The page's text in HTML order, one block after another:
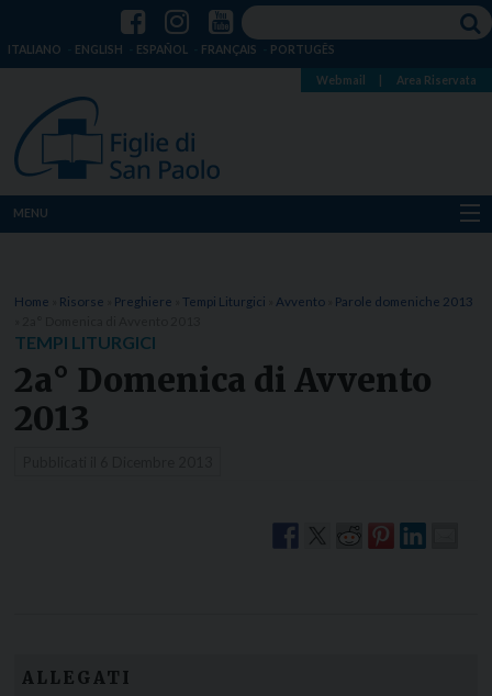
ITALIANO ENGLISH ESPAÑOL FRANÇAIS PORTUGÊS
Webmail Area Riservata
MENU
Dove siamo
Notizie
Risorse
Home Risorse Preghiere Tempi Liturgici Avvento
Parole domeniche 2013
TEMPI LITURGICI
2a° Domenica di Avvento
2013
ALLEGATI